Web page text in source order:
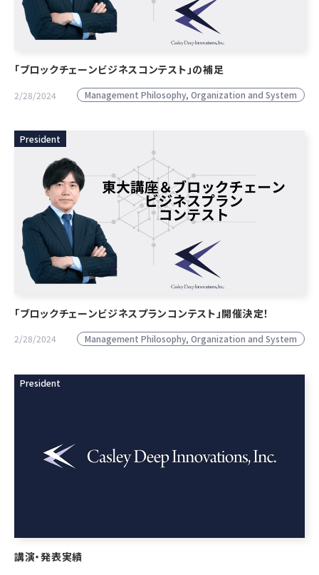
「ブロックチェーンビジネスコンテスト」の補足
2/28/2024 Management Philosophy, Organization and System
President
「ブロックチェーンビジネスプランコンテスト」開催決定！
2/28/2024 Management Philosophy, Organization and System
President
講演・発表実績